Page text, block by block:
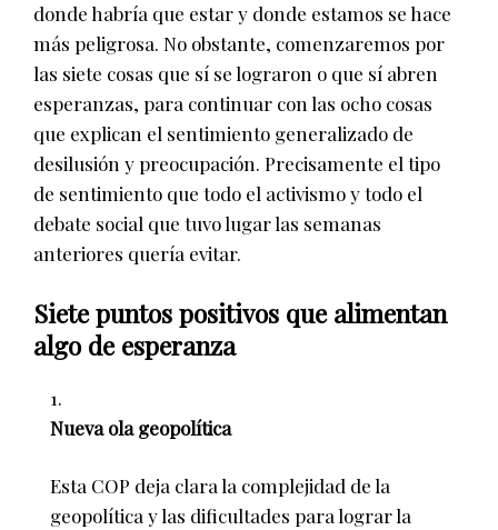
donde habría que estar y donde estamos se hace
más peligrosa. No obstante, comenzaremos por
las siete cosas que sí se lograron o que sí abren
esperanzas, para continuar con las ocho cosas
que explican el sentimiento generalizado de
desilusión y preocupación. Precisamente el tipo
de sentimiento que todo el activismo y todo el
debate social que tuvo lugar las semanas
anteriores quería evitar.
Siete puntos positivos que alimentan
algo de esperanza
Nueva ola geopolítica
Esta COP deja clara la complejidad de la
geopolítica y las dificultades para lograr la